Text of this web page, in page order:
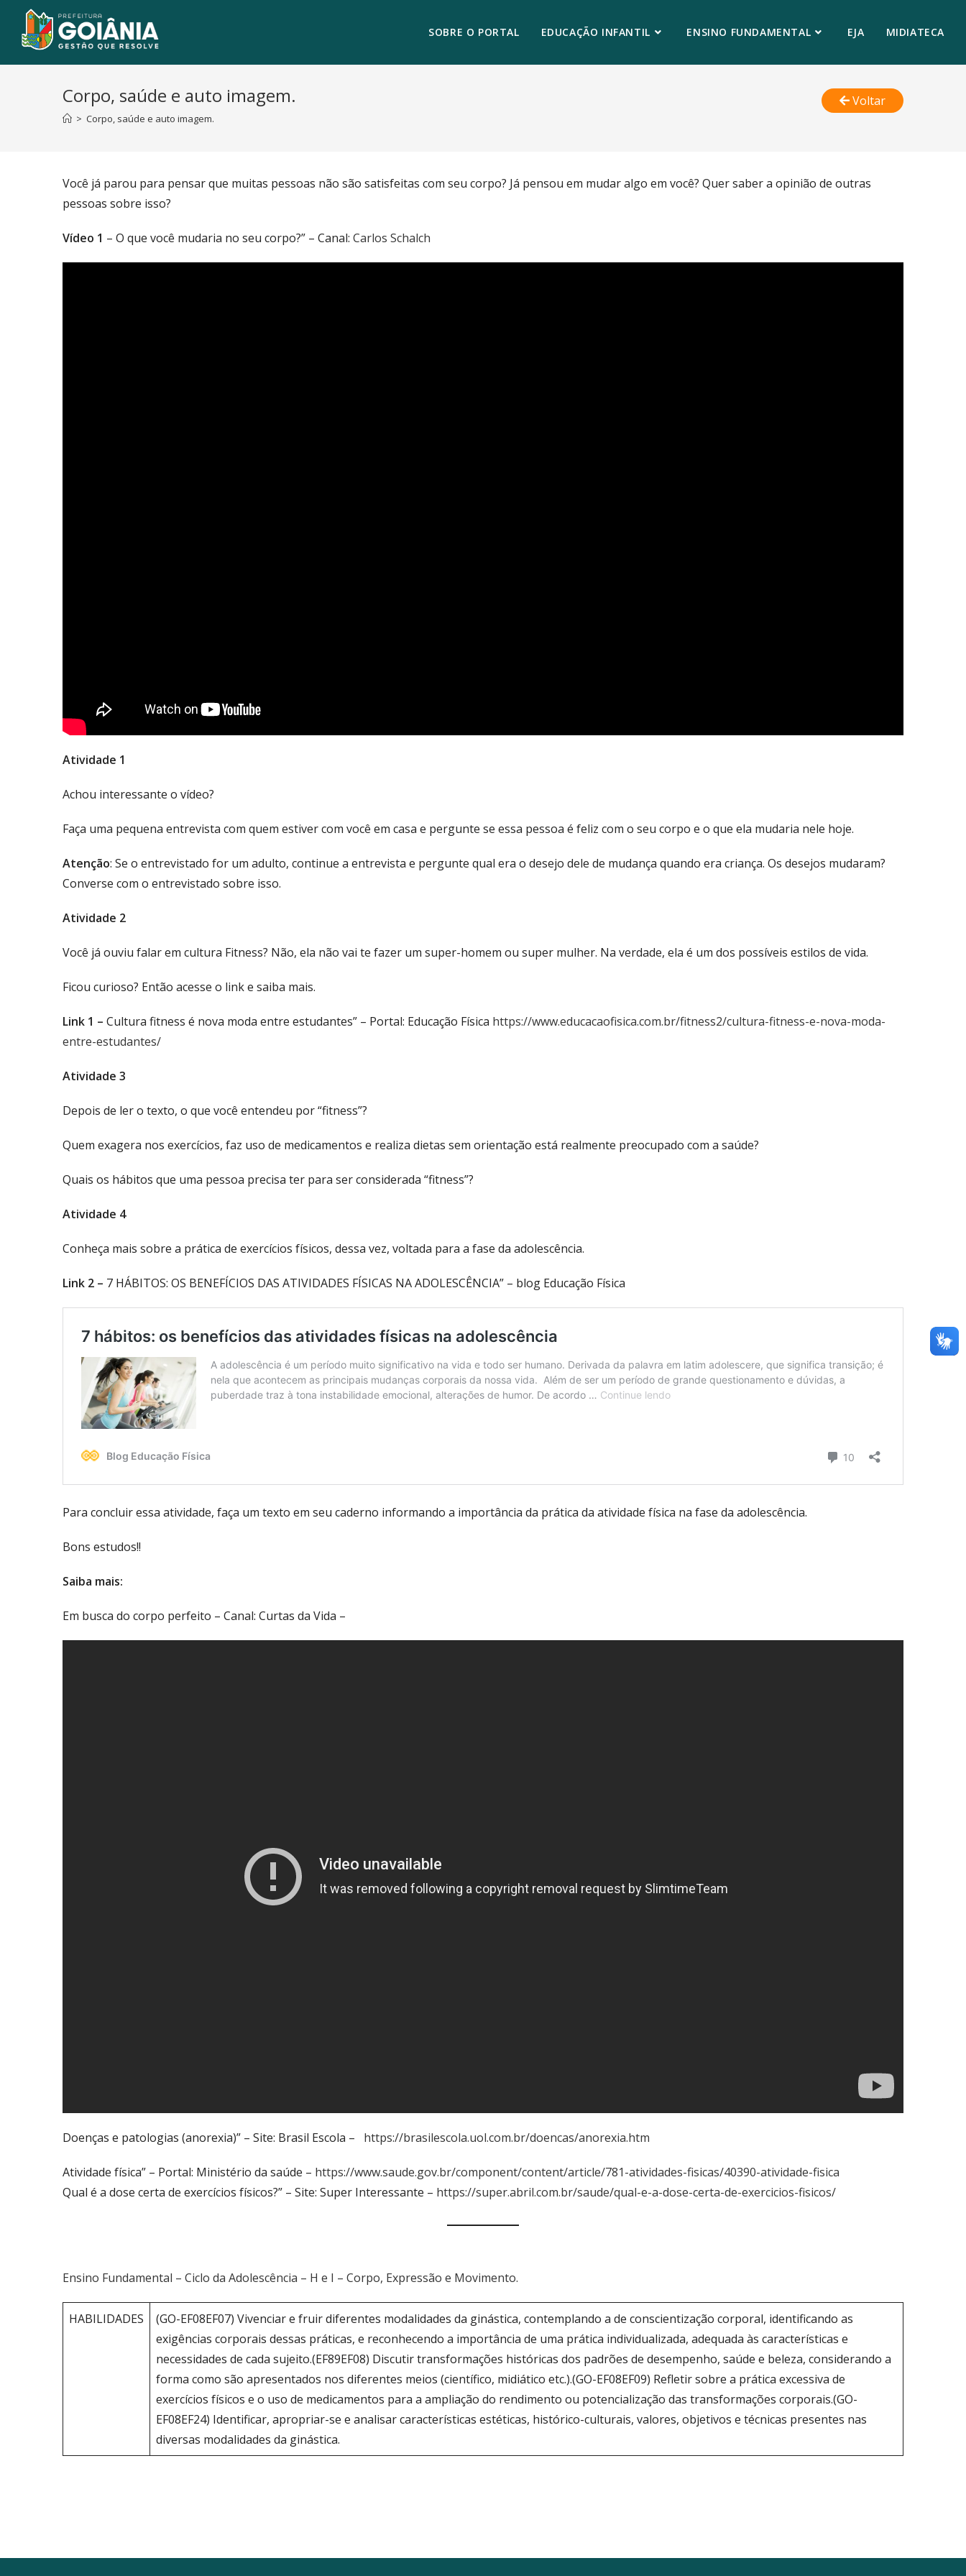
SOBRE O PORTAL EDUCAÇÃO INFANTIL ENSINO FUNDAMENTAL EJA MIDIATECA
Corpo, saúde e auto imagem.
> Corpo, saúde e auto imagem.
Voltar
Você já parou para pensar que muitas pessoas não são satisfeitas com seu corpo? Já pensou em mudar algo em você? Quer saber a opinião de outras
pessoas sobre isso?
Vídeo 1 – O que você mudaria no seu corpo?” – Canal: Carlos Schalch
Atividade 1
Achou interessante o vídeo?
Faça uma pequena entrevista com quem estiver com você em casa e pergunte se essa pessoa é feliz com o seu corpo e o que ela mudaria nele hoje.
Atenção: Se o entrevistado for um adulto, continue a entrevista e pergunte qual era o desejo dele de mudança quando era criança. Os desejos mudaram?
Converse com o entrevistado sobre isso.
Atividade 2
Você já ouviu falar em cultura Fitness? Não, ela não vai te fazer um super-homem ou super mulher. Na verdade, ela é um dos possíveis estilos de vida.
Ficou curioso? Então acesse o link e saiba mais.
Link 1 – Cultura fitness é nova moda entre estudantes” – Portal: Educação Física https://www.educacaofisica.com.br/fitness2/cultura-fitness-e-nova-moda-
entre-estudantes/
Atividade 3
Depois de ler o texto, o que você entendeu por “fitness”?
Quem exagera nos exercícios, faz uso de medicamentos e realiza dietas sem orientação está realmente preocupado com a saúde?
Quais os hábitos que uma pessoa precisa ter para ser considerada “fitness”?
Atividade 4
Conheça mais sobre a prática de exercícios físicos, dessa vez, voltada para a fase da adolescência.
Link 2 – 7 HÁBITOS: OS BENEFÍCIOS DAS ATIVIDADES FÍSICAS NA ADOLESCÊNCIA” – blog Educação Física
Para concluir essa atividade, faça um texto em seu caderno informando a importância da prática da atividade física na fase da adolescência.
Bons estudos!!
Saiba mais:
Em busca do corpo perfeito – Canal: Curtas da Vida –
Doenças e patologias (anorexia)” – Site: Brasil Escola – https://brasilescola.uol.com.br/doencas/anorexia.htm
Atividade física” – Portal: Ministério da saúde – https://www.saude.gov.br/component/content/article/781-atividades-fisicas/40390-atividade-fisica
Qual é a dose certa de exercícios físicos?” – Site: Super Interessante – https://super.abril.com.br/saude/qual-e-a-dose-certa-de-exercicios-fisicos/
Ensino Fundamental – Ciclo da Adolescência – H e I – Corpo, Expressão e Movimento.
HABILIDADES
(GO-EF08EF07) Vivenciar e fruir diferentes modalidades da ginástica, contemplando a de conscientização corporal, identificando as
exigências corporais dessas práticas, e reconhecendo a importância de uma prática individualizada, adequada às características e
necessidades de cada sujeito.(EF89EF08) Discutir transformações históricas dos padrões de desempenho, saúde e beleza, considerando a
forma como são apresentados nos diferentes meios (científico, midiático etc.).(GO-EF08EF09) Refletir sobre a prática excessiva de
exercícios físicos e o uso de medicamentos para a ampliação do rendimento ou potencialização das transformações corporais.(GO-
EF08EF24) Identificar, apropriar-se e analisar características estéticas, histórico-culturais, valores, objetivos e técnicas presentes nas
diversas modalidades da ginástica.